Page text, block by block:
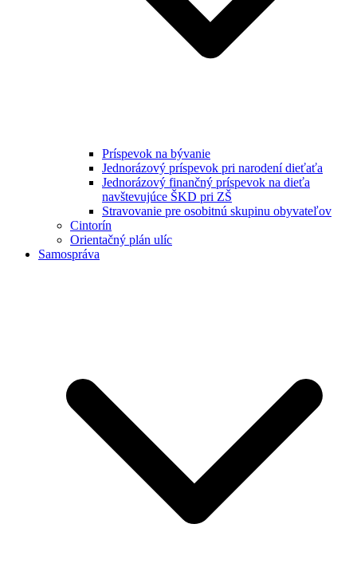
Príspevok na bývanie
Jednorázový príspevok pri narodení dieťaťa
Jednorázový finančný príspevok na dieťa
navštevujúce ŠKD pri ZŠ
Stravovanie pre osobitnú skupinu obyvateľov
Cintorín
Orientačný plán ulíc
Samospráva